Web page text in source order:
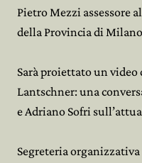
Pietro Mezzi assessore
della Provincia di Milano
Sarà proiettato un video
Lantschner: una
e Adriano Sofri
Segreteria organizzativa